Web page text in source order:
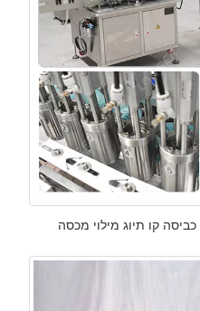
קו תיוג מילוי מכסה